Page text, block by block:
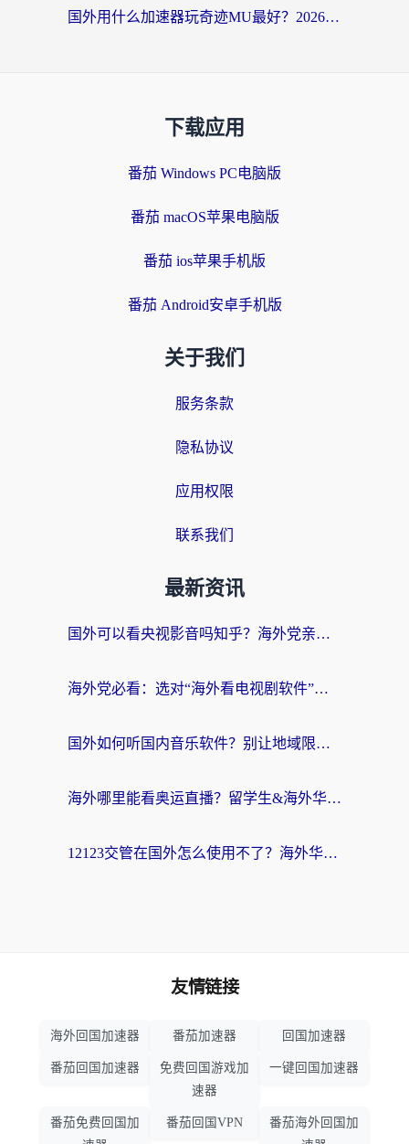
国外用什么加速器玩奇迹MU最好？2026海外玩家国服游戏加速全攻略
下载应用
番茄 Windows PC电脑版
番茄 macOS苹果电脑版
番茄 ios苹果手机版
番茄 Android安卓手机版
关于我们
服务条款
隐私协议
应用权限
联系我们
最新资讯
国外可以看央视影音吗知乎？海外党亲测有效的回国加速方案
海外党必看：选对“海外看电视剧软件”，再也不用愁国内剧刷不了
国外如何听国内音乐软件？别让地域限制，断了你的中文歌单
海外哪里能看奥运直播？留学生&海外华人必看的体育赛事观赛终极指南
12123交管在国外怎么使用不了？海外华人必看的无缝访问国内资源指南
友情链接
海外回国加速器 番茄加速器 回国加速器
番茄回国加速器
免费回国游戏加
速器
一键回国加速器
番茄免费回国加
番茄回国VPN
番茄海外回国加